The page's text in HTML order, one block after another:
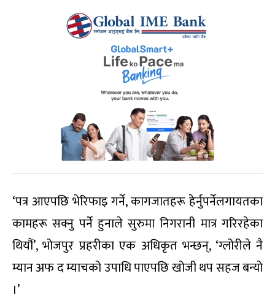
‘पत्र आएपछि भेरिफाइ गर्ने, कागजातहरू हेर्नुपर्नेलगायतका
कामहरू सक्नु पर्ने हुनाले सुरुमा निगरानी मात्र गरिरहेका
थियौं’, भोजपुर प्रहरीका एक अधिकृत भन्छन्, ‘ग्लोरीले नै
म्यान अफ द म्याचको उपाधि पाएपछि खोजी थप सहज बन्यो
।’